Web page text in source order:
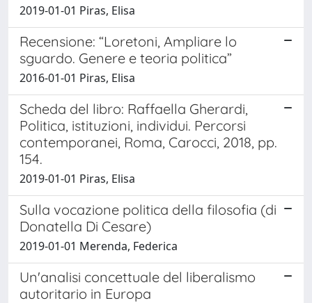
2019-01-01 Piras, Elisa
Recensione: “Loretoni, Ampliare lo
sguardo. Genere e teoria politica”
2016-01-01 Piras, Elisa
Scheda del libro: Raffaella Gherardi,
Politica, istituzioni, individui. Percorsi
contemporanei, Roma, Carocci, 2018, pp.
154.
2019-01-01 Piras, Elisa
Sulla vocazione politica della filosofia (di
Donatella Di Cesare)
2019-01-01 Merenda, Federica
Un'analisi concettuale del liberalismo
autoritario in Europa